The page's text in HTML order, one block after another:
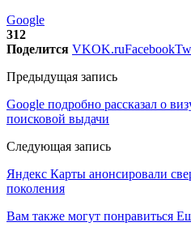
Google
312
Поделится VKOK.ruFacebook
Предыдущая запись
Google подробно рассказал о
поисковой выдачи
Следующая запись
Яндекс Карты анонсировали
поколения
Вам также могут понравиться